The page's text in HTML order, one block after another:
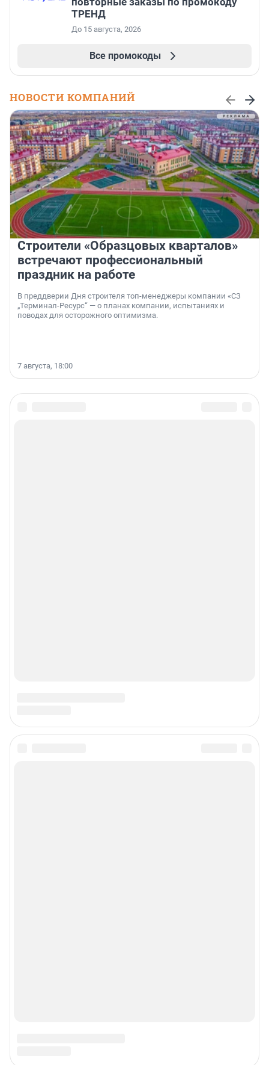
ТРЕНД
До 15 августа, 2026
Все промокоды
НОВОСТИ КОМПАНИЙ
Строители «Образцовых кварталов»
встречают профессиональный
праздник на работе
В преддверии Дня строителя топ-менеджеры компании «СЗ
„Терминал-Ресурс“ — о планах компании, испытаниях и
поводах для осторожного оптимизма.
7 августа, 18:00